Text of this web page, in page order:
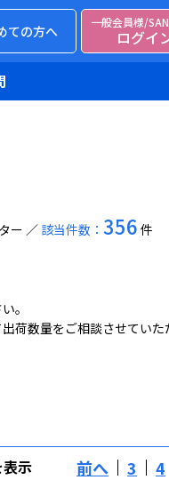
ての方へ
一般会員様/
ログイ
ー 該当件数： 356 件
。
荷数量をご相談させてい
示
前へ 3 4